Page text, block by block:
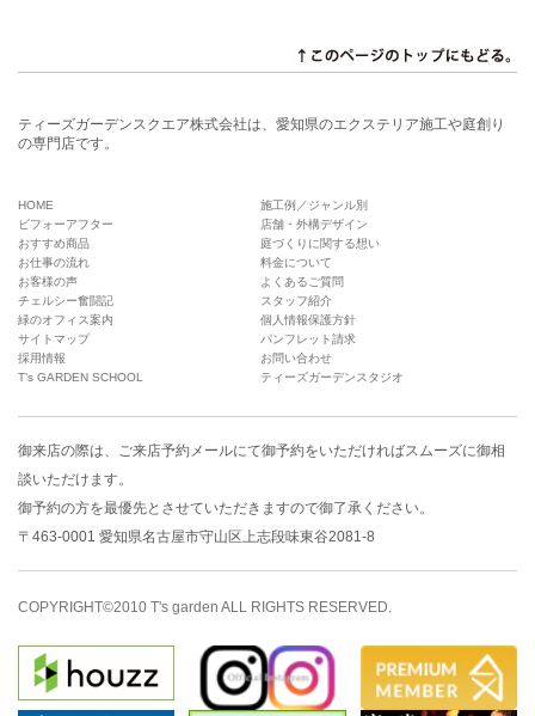
ティーズガーデンスクエア株式会社は、愛知県のエクステリア施工や庭創り
の専門店です。
HOME
施工例／ジャンル別
ビフォーアフター
店舗・外構デザイン
おすすめ商品
庭づくりに関する想い
お仕事の流れ
料金について
お客様の声
よくあるご質問
チェルシー奮闘記
スタッフ紹介
緑のオフィス案内
個人情報保護方針
サイトマップ
パンフレット請求
採用情報
お問い合わせ
T’s GARDEN SCHOOL
ティーズガーデンスタジオ
御来店の際は、 ご来店予約メールにて御予約をいただければスムーズに御相
談いただけます。
御予約の方を最優先とさせていただきますので御了承ください。
〒463-0001 愛知県名古屋市守山区上志段味東谷2081-8
COPYRIGHT©2010 T's garden ALL RIGHTS RESERVED.